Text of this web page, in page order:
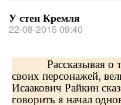
У стен Кремля
22-08-2015 09:40
Рассказывая о
своих персонажей,
Исаакович Райкин
говорить я начал